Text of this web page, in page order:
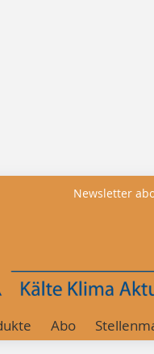
Newsletter
Abo